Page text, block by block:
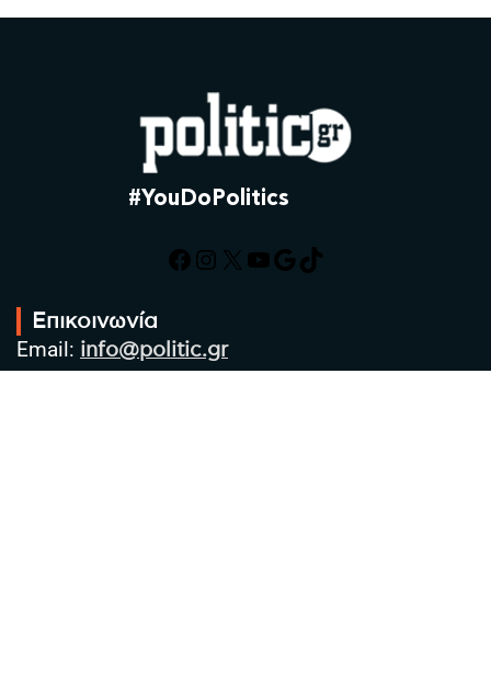
#YouDoPolitics
Facebook
Instagram
X YouTube
Google
TikTok
Επικοινωνία
Email: info@politic.gr
Τηλ: